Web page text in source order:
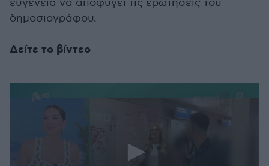
ευγένεια να αποφύγει τις ερωτήσεις του
δημοσιογράφου.
Δείτε το βίντεο